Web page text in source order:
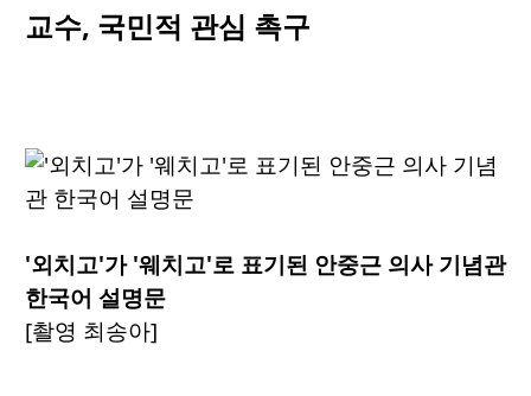
교수, 국민적 관심 촉구
'외치고'가 '웨치고'로 표기된 안중근 의사 기념관
한국어 설명문
[촬영 최송아]